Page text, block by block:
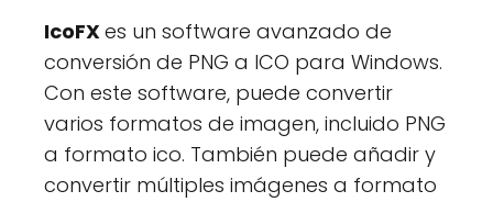
IcoFXes un software avanzado de
conversión de PNG a ICO para Windows.
Con este software, puede convertir
varios formatos de imagen, incluido PNG
a formato ico. También puede añadir y
convertir múltiples imágenes a formato